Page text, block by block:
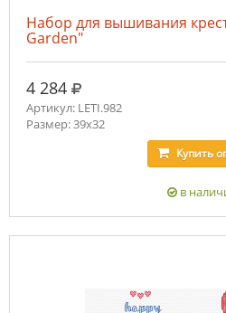
Набор для вышивания
Garden"
4 284 руб.
Артикул: LETI.982
Размер: 39x32
Купить
в